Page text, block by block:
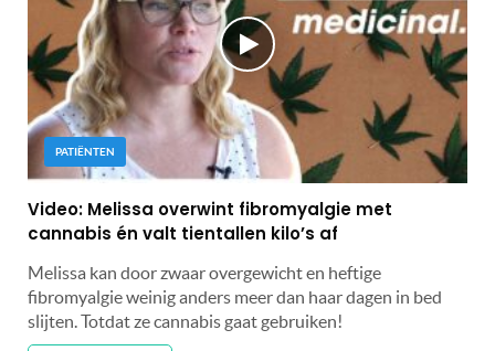
PATIËNTEN
Video: Melissa overwint fibromyalgie met
cannabis én valt tientallen kilo’s af
Melissa kan door zwaar overgewicht en heftige
fibromyalgie weinig anders meer dan haar dagen in bed
slijten. Totdat ze cannabis gaat gebruiken!